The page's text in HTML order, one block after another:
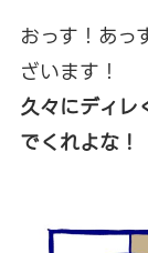
おっす！あっ
ざいます！
久々にディレ
でくれよな！